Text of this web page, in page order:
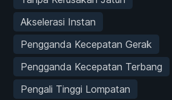
Akselerasi Instan
Pengganda Kecepatan Gerak
Pengganda Kecepatan Terbang
Pengali Tinggi Lompatan